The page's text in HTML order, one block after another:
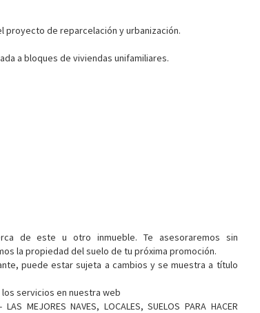
de reparcelación y urbanización.
a bloques de viviendas unifamiliares.
de este u otro inmueble. Te asesoraremos sin
la propiedad del suelo de tu próxima promoción.
puede estar sujeta a cambios y se muestra a título
servicios en nuestra web
LAS MEJORES NAVES, LOCALES, SUELOS PARA HACER